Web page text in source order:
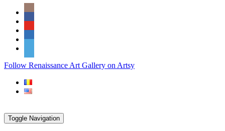
Skip
content
Social
Icons
PARTENER
Follow Renaissance Art Gallery on Artsy
Toggle Navigation